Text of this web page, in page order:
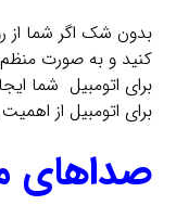
بدون شک اگر شما از
کنید و به صورت
برای اتومبیل شما
برای اتومبیل از
صداهای